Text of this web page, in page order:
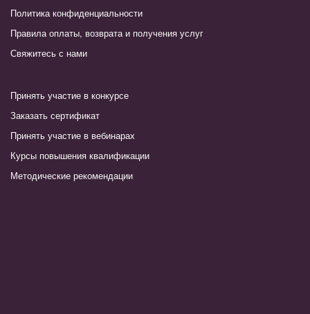
Политика конфиденциальности
Правила оплаты, возврата и получения услуг
Свяжитесь с нами
Принять участие в конкурсе
Заказать сертификат
Принять участие в вебинарах
Курсы повышения квалификации
Методические рекомендации